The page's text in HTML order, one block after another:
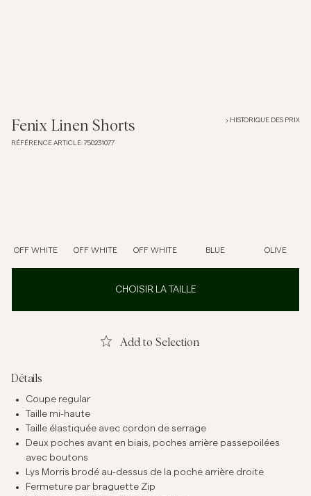
Chemises
T-shirts
Sous-vêtements
Fenix Linen Shorts
RÉFÉRENCE ARTICLE: 750231077
HISTORIQUE DES PRIX
OFF WHITE OFF WHITE OFF WHITE BLUE OLIVE
CHOISIR LA TAILLE
Add to Selection
Détails
Coupe regular
Taille mi-haute
Taille élastiquée avec cordon de serrage
Deux poches avant en biais, poches arrière passepoilées
avec boutons
Lys Morris brodé au-dessus de la poche arrière droite
Fermeture par braguette Zip